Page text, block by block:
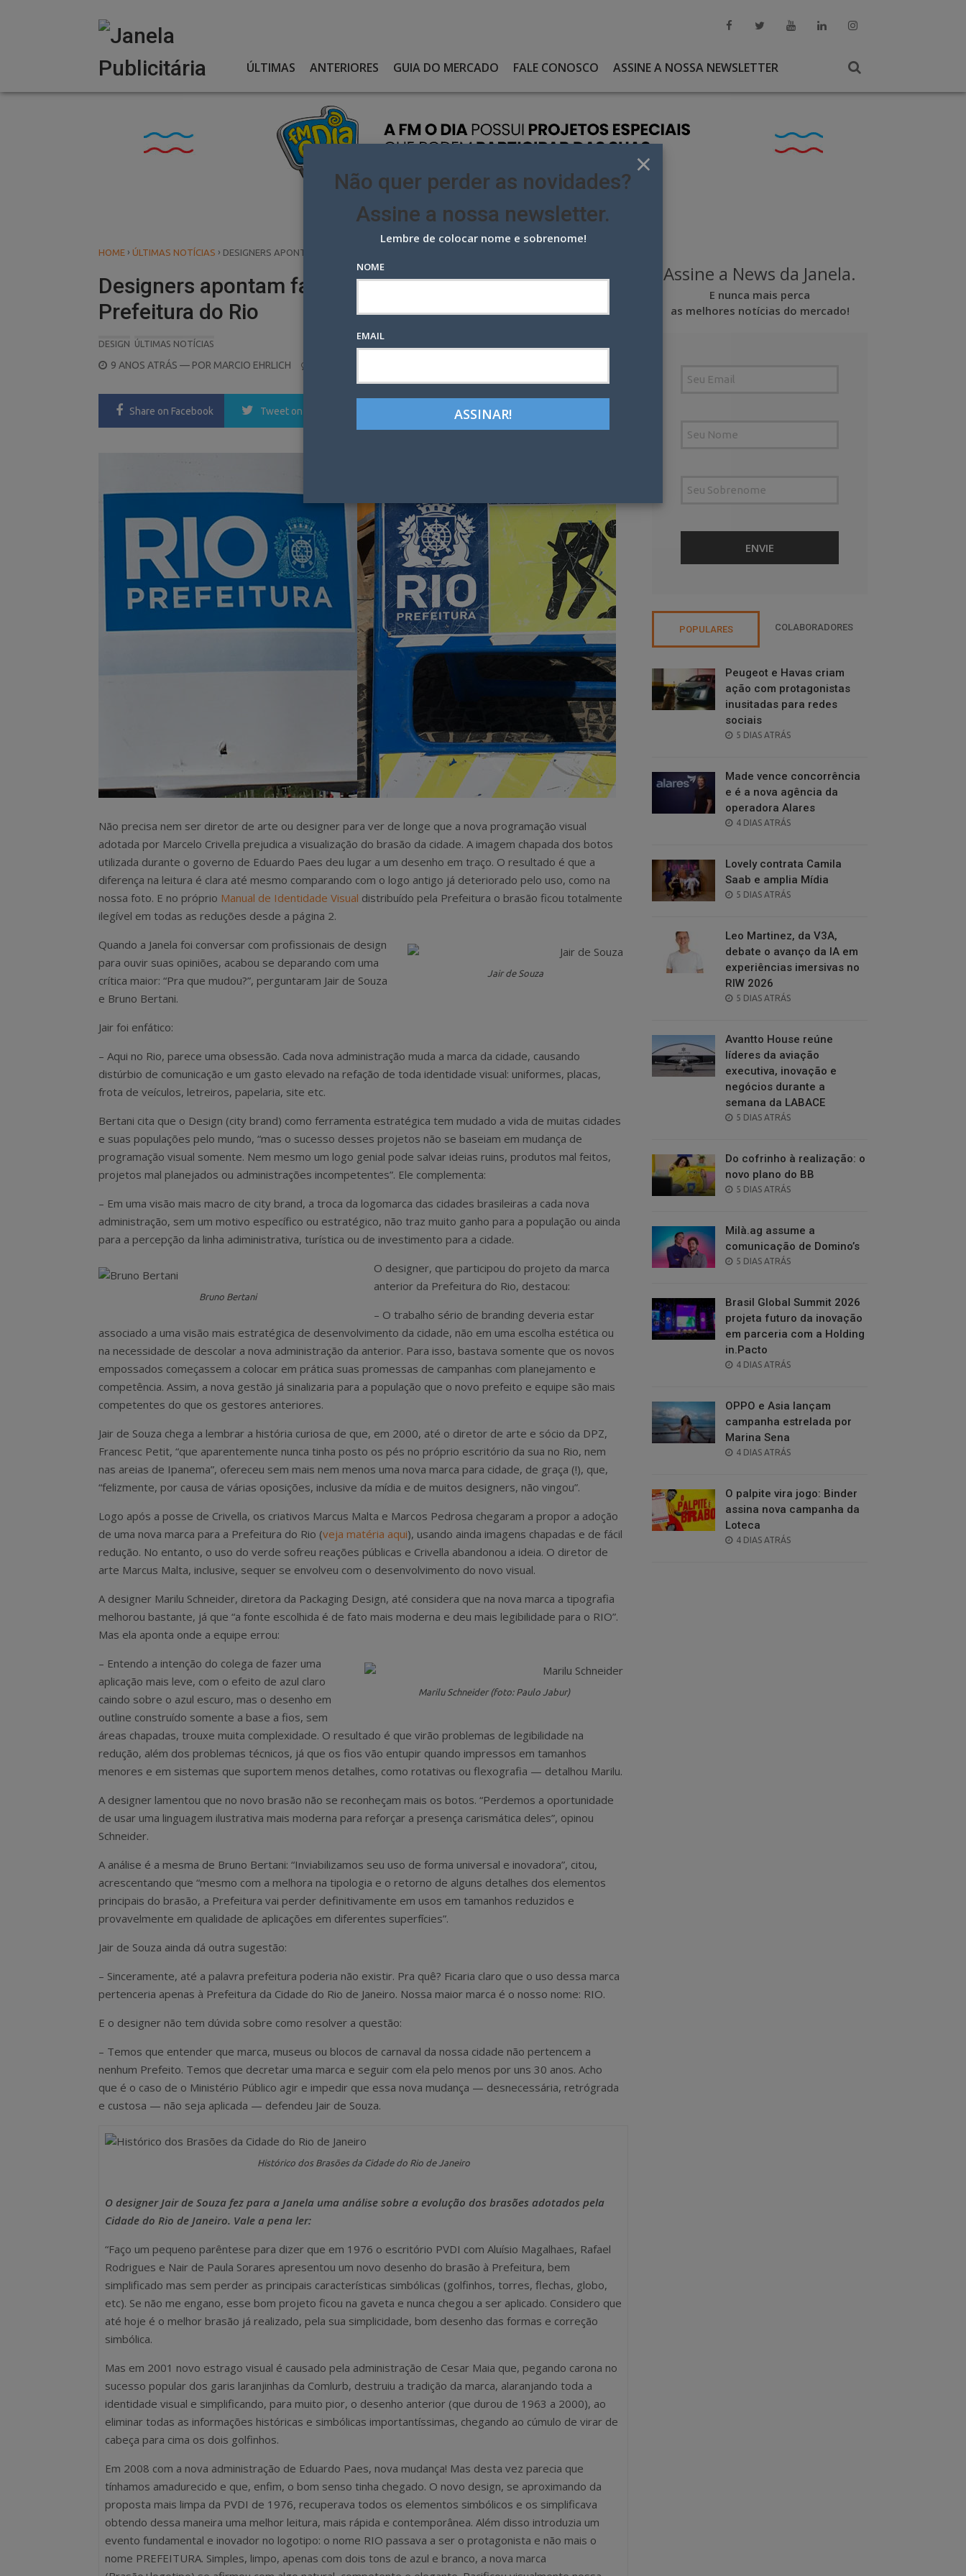
ÚLTIMAS ANTERIORES GUIA DO MERCADO FALE CONOSCO ASSINE A NOSSA NEWSLETTER
HOME › ÚLTIMAS NOTÍCIAS › DESIGNERS APONTAM FALHAS NA NOVA MARCA DA PREFEITURA DO RIO
Designers apontam falhas na nova marca da
Prefeitura do Rio
DESIGN ÚLTIMAS NOTÍCIAS
POSTED
9 ANOS ATRÁS — POR MARCIO EHRLICH
Share on Facebook Tweet on Twitter LinkedIn Pinterest
Não precisa nem ser diretor de arte ou designer para ver de longe que a nova programação visual
adotada por Marcelo Crivella prejudica a visualização do brasão da cidade. A imagem chapada dos botos
utilizada durante o governo de Eduardo Paes deu lugar a um desenho em traço. O resultado é que a
diferença na leitura é clara até mesmo comparando com o logo antigo já deteriorado pelo uso, como na
nossa foto. E no próprio Manual de Identidade Visual distribuído pela Prefeitura o brasão ficou totalmente
ilegível em todas as reduções desde a página 2.
Jair de Souza
Quando a Janela foi conversar com profissionais de design
para ouvir suas opiniões, acabou se deparando com uma
crítica maior: “Pra que mudou?”, perguntaram Jair de Souza
e Bruno Bertani.
Jair foi enfático:
– Aqui no Rio, parece uma obsessão. Cada nova administração muda a marca da cidade, causando
distúrbio de comunicação e um gasto elevado na refação de toda identidade visual: uniformes, placas,
frota de veículos, letreiros, papelaria, site etc.
Bertani cita que o Design (city brand) como ferramenta estratégica tem mudado a vida de muitas cidades
e suas populações pelo mundo, “mas o sucesso desses projetos não se baseiam em mudança de
programação visual somente. Nem mesmo um logo genial pode salvar ideias ruins, produtos mal feitos,
projetos mal planejados ou administrações incompetentes”. Ele complementa:
– Em uma visão mais macro de city brand, a troca da logomarca das cidades brasileiras a cada nova
administração, sem um motivo específico ou estratégico, não traz muito ganho para a população ou ainda
para a percepção da linha adiministrativa, turística ou de investimento para a cidade.
Bruno Bertani
O designer, que participou do projeto da marca
anterior da Prefeitura do Rio, destacou:
– O trabalho sério de branding deveria estar
associado a uma visão mais estratégica de desenvolvimento da cidade, não em uma escolha estética ou
na necessidade de descolar a nova administração da anterior. Para isso, bastava somente que os novos
empossados começassem a colocar em prática suas promessas de campanhas com planejamento e
competência. Assim, a nova gestão já sinalizaria para a população que o novo prefeito e equipe são mais
competentes do que os gestores anteriores.
Jair de Souza chega a lembrar a história curiosa de que, em 2000, até o diretor de arte e sócio da DPZ,
Francesc Petit, “que aparentemente nunca tinha posto os pés no próprio escritório da sua no Rio, nem
nas areias de Ipanema”, ofereceu sem mais nem menos uma nova marca para cidade, de graça (!), que,
“felizmente, por causa de várias oposições, inclusive da mídia e de muitos designers, não vingou”.
Logo após a posse de Crivella, os criativos Marcus Malta e Marcos Pedrosa chegaram a propor a adoção
de uma nova marca para a Prefeitura do Rio (veja matéria aqui), usando ainda imagens chapadas e de fácil
redução. No entanto, o uso do verde sofreu reações públicas e Crivella abandonou a ideia. O diretor de
arte Marcus Malta, inclusive, sequer se envolveu com o desenvolvimento do novo visual.
A designer Marilu Schneider, diretora da Packaging Design, até considera que na nova marca a tipografia
melhorou bastante, já que “a fonte escolhida é de fato mais moderna e deu mais legibilidade para o RIO”.
Mas ela aponta onde a equipe errou:
Marilu Schneider (foto: Paulo Jabur)
– Entendo a intenção do colega de fazer uma
aplicação mais leve, com o efeito de azul claro
caindo sobre o azul escuro, mas o desenho em
outline construído somente a base a fios, sem
áreas chapadas, trouxe muita complexidade. O resultado é que virão problemas de legibilidade na
redução, além dos problemas técnicos, já que os fios vão entupir quando impressos em tamanhos
menores e em sistemas que suportem menos detalhes, como rotativas ou flexografia — detalhou Marilu.
A designer lamentou que no novo brasão não se reconheçam mais os botos. “Perdemos a oportunidade
de usar uma linguagem ilustrativa mais moderna para reforçar a presença carismática deles”, opinou
Schneider.
A análise é a mesma de Bruno Bertani: “Inviabilizamos seu uso de forma universal e inovadora”, citou,
acrescentando que “mesmo com a melhora na tipologia e o retorno de alguns detalhes dos elementos
principais do brasão, a Prefeitura vai perder definitivamente em usos em tamanhos reduzidos e
provavelmente em qualidade de aplicações em diferentes superfícies”.
Jair de Souza ainda dá outra sugestão:
– Sinceramente, até a palavra prefeitura poderia não existir. Pra quê? Ficaria claro que o uso dessa marca
pertenceria apenas à Prefeitura da Cidade do Rio de Janeiro. Nossa maior marca é o nosso nome: RIO.
E o designer não tem dúvida sobre como resolver a questão:
– Temos que entender que marca, museus ou blocos de carnaval da nossa cidade não pertencem a
nenhum Prefeito. Temos que decretar uma marca e seguir com ela pelo menos por uns 30 anos. Acho
que é o caso de o Ministério Público agir e impedir que essa nova mudança — desnecessária, retrógrada
e custosa — não seja aplicada — defendeu Jair de Souza.
Histórico dos Brasões da Cidade do Rio de Janeiro
O designer Jair de Souza fez para a Janela uma análise sobre a evolução dos brasões adotados pela
Cidade do Rio de Janeiro. Vale a pena ler:
“Faço um pequeno parêntese para dizer que em 1976 o escritório PVDI com Aluísio Magalhaes, Rafael
Rodrigues e Nair de Paula Sorares apresentou um novo desenho do brasão à Prefeitura, bem
simplificado mas sem perder as principais características simbólicas (golfinhos, torres, flechas, globo,
etc). Se não me engano, esse bom projeto ficou na gaveta e nunca chegou a ser aplicado. Considero que
até hoje é o melhor brasão já realizado, pela sua simplicidade, bom desenho das formas e correção
simbólica.
Mas em 2001 novo estrago visual é causado pela administração de Cesar Maia que, pegando carona no
sucesso popular dos garis laranjinhas da Comlurb, destruiu a tradição da marca, alaranjando toda a
identidade visual e simplificando, para muito pior, o desenho anterior (que durou de 1963 a 2000), ao
eliminar todas as informações históricas e simbólicas importantíssimas, chegando ao cúmulo de virar de
cabeça para cima os dois golfinhos.
Em 2008 com a nova administração de Eduardo Paes, nova mudança! Mas desta vez parecia que
tínhamos amadurecido e que, enfim, o bom senso tinha chegado. O novo design, se aproximando da
proposta mais limpa da PVDI de 1976, recuperava todos os elementos simbólicos e os simplificava
obtendo dessa maneira uma melhor leitura, mais rápida e contemporânea. Além disso introduzia um
evento fundamental e inovador no logotipo: o nome RIO passava a ser o protagonista e não mais o
nome PREFEITURA. Simples, limpo, apenas com dois tons de azul e branco, a nova marca
Assine a News da Janela.
E nunca mais perca
as melhores notícias do mercado!
POPULARES COLABORADORES
Peugeot e Havas criam
ação com protagonistas
inusitadas para redes
sociais
POSTED
5 DIAS ATRÁS
Made vence concorrência
e é a nova agência da
operadora Alares
POSTED
4 DIAS ATRÁS
Lovely contrata Camila
Saab e amplia Mídia
POSTED
5 DIAS ATRÁS
Leo Martinez, da V3A,
debate o avanço da IA em
experiências imersivas no
RIW 2026
POSTED
5 DIAS ATRÁS
Avantto House reúne
líderes da aviação
executiva, inovação e
negócios durante a
semana da LABACE
POSTED
5 DIAS ATRÁS
Do cofrinho à realização: o
novo plano do BB
POSTED
5 DIAS ATRÁS
Milà.ag assume a
comunicação de Domino’s
POSTED
5 DIAS ATRÁS
Brasil Global Summit 2026
projeta futuro da inovação
em parceria com a Holding
in.Pacto
POSTED
4 DIAS ATRÁS
OPPO e Asia lançam
campanha estrelada por
Marina Sena
POSTED
4 DIAS ATRÁS
O palpite vira jogo: Binder
assina nova campanha da
Loteca
POSTED
4 DIAS ATRÁS
×
Não quer perder as novidades?
Assine a nossa newsletter.
Lembre de colocar nome e sobrenome!
NOME
EMAIL